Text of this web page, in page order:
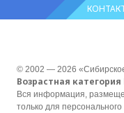
© 2002 — 2026
Возрастная
Вся информация,
только для